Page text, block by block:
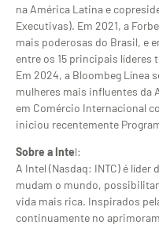
na América Latina e
Executivas). Em 2021, a
mais poderosas do Brasil, e
entre os 15 principais líderes
Em 2024, a Bloombeg Línea
mulheres mais influentes da
em Comércio Internacional
iniciou recentemente
Sobre a Intel:
A Intel (Nasdaq: INTC) é
mudam o mundo,
vida mais rica. Inspirados
continuamente no